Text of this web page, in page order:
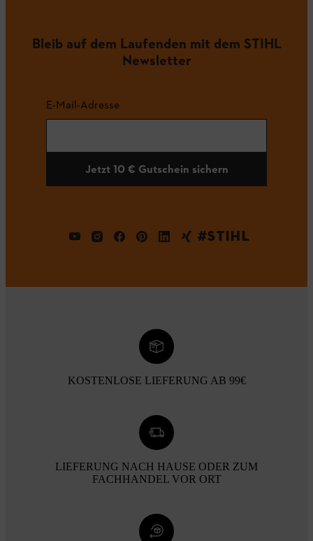
Bleib auf dem Laufenden mit dem STIHL
Newsletter
E-Mail-Adresse
Jetzt 10 € Gutschein sichern
#STIHL
KOSTENLOSE LIEFERUNG AB 99€
LIEFERUNG NACH HAUSE ODER ZUM
FACHHANDEL VOR ORT